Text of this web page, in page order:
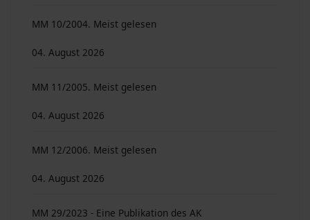
MM 10/2004. Meist gelesen
04. August 2026
MM 11/2005. Meist gelesen
04. August 2026
MM 12/2006. Meist gelesen
04. August 2026
MM 29/2023 - Eine Publikation des AK